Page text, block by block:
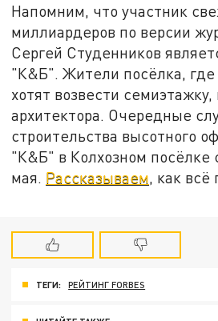
Напомним, что участник
миллиардеров по версии
Сергей Студенников
"К&Б". Жители посёлка,
хотят возвести
архитектора. Очередные
строительства высотного
"К&Б" в Колхозном посёлке
мая. Рассказываем , как
ТЕГИ: РЕЙТИНГ FORBES